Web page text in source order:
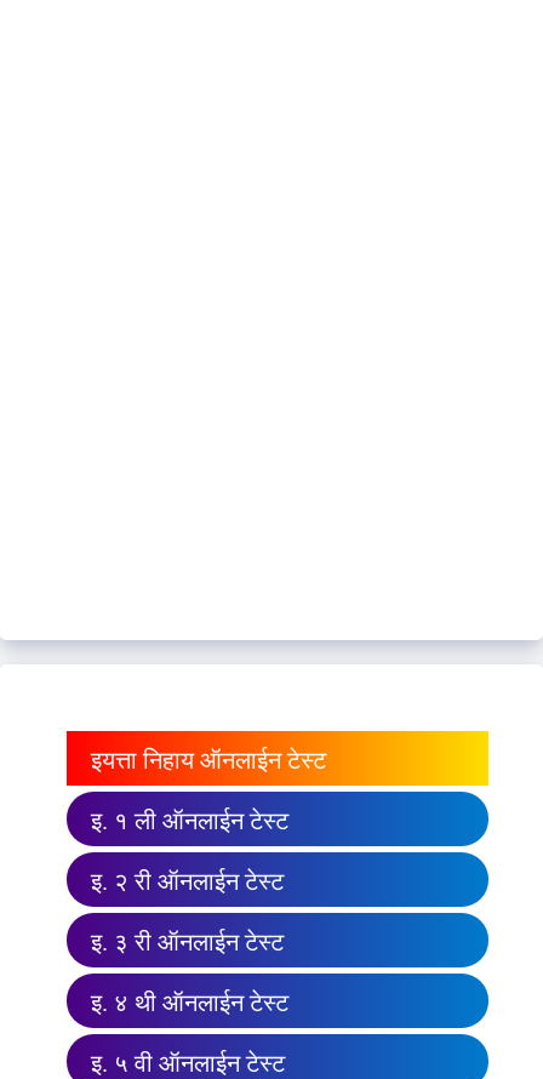
इयत्ता निहाय ऑनलाईन टेस्ट
इ. १ ली ऑनलाईन टेस्ट
इ. २ री ऑनलाईन टेस्ट
इ. ३ री ऑनलाईन टेस्ट
इ. ४ थी ऑनलाईन टेस्ट
इ. ५ वी ऑनलाईन टेस्ट